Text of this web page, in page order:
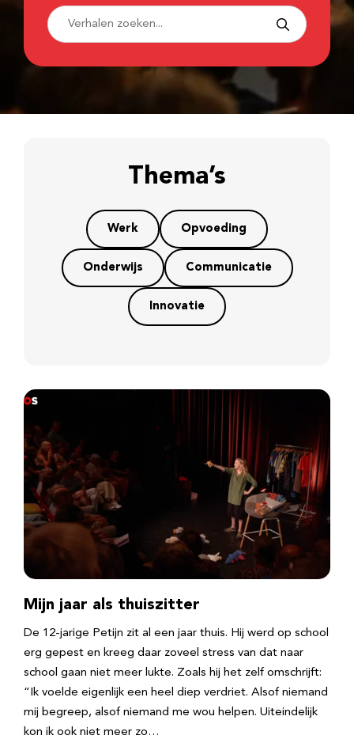
Thema’s
Werk Opvoeding
Onderwijs Communicatie
Innovatie
Mijn jaar als thuiszitter
De 12-jarige Petijn zit al een jaar thuis. Hij werd op school
erg gepest en kreeg daar zoveel stress van dat naar
school gaan niet meer lukte. Zoals hij het zelf omschrijft:
“Ik voelde eigenlijk een heel diep verdriet. Alsof niemand
mij begreep, alsof niemand me wou helpen. Uiteindelijk
kon ik ook niet meer zo…